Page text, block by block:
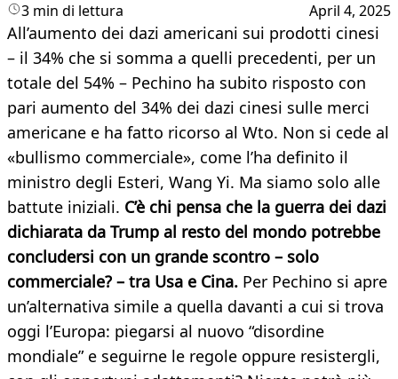
3 min di lettura April 4, 2025
All’aumento dei dazi americani sui prodotti cinesi
– il 34% che si somma a quelli precedenti, per un
totale del 54% – Pechino ha subito risposto con
pari aumento del 34% dei dazi cinesi sulle merci
americane e ha fatto ricorso al Wto. Non si cede al
«bullismo commerciale», come l’ha definito il
ministro degli Esteri, Wang Yi. Ma siamo solo alle
battute iniziali. C’è chi pensa che la guerra dei dazi
dichiarata da Trump al resto del mondo potrebbe
concludersi con un grande scontro – solo
commerciale? – tra Usa e Cina. ​ Per Pechino si apre
un’alternativa simile a quella davanti a cui si trova
oggi l’Europa: piegarsi al nuovo “disordine
mondiale” e seguirne le regole oppure resistergli,